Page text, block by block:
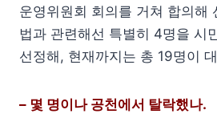
운영위원회 회의를 거쳐 합의해
법과 관련해선 특별히 4명을 시
선정해, 현재까지는 총 19명이
– 몇 명이나 공천에서 탈락했나.